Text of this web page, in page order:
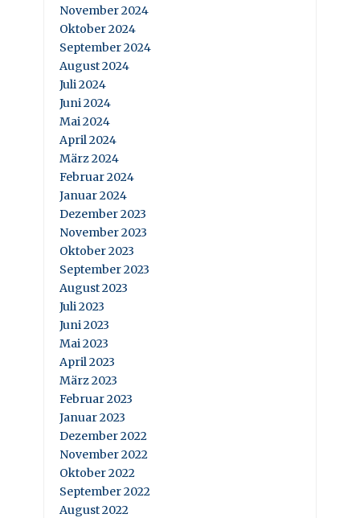
November 2024
Oktober 2024
September 2024
August 2024
Juli 2024
Juni 2024
Mai 2024
April 2024
März 2024
Februar 2024
Januar 2024
Dezember 2023
November 2023
Oktober 2023
September 2023
August 2023
Juli 2023
Juni 2023
Mai 2023
April 2023
März 2023
Februar 2023
Januar 2023
Dezember 2022
November 2022
Oktober 2022
September 2022
August 2022